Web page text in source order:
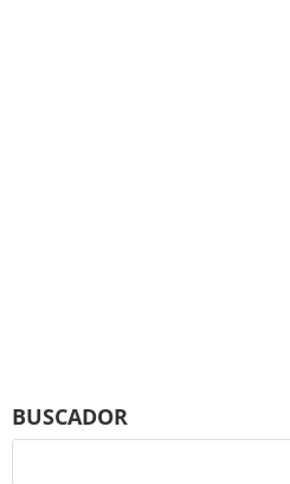
BUSCADOR